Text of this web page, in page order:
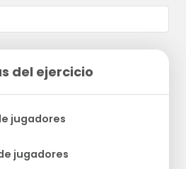
del ejercicio
jugadores
jugadores